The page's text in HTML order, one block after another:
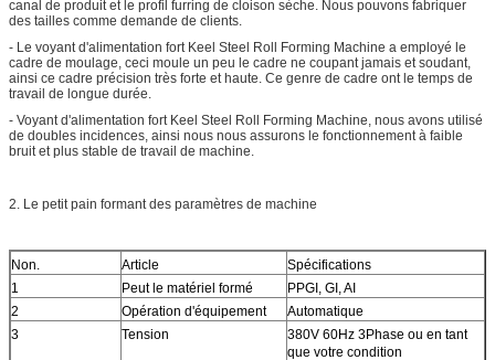
canal de produit et le profil furring de cloison sèche. Nous pouvons fabriquer
des tailles comme demande de clients.
- Le voyant d'alimentation fort Keel Steel Roll Forming Machine a employé le
cadre de moulage, ceci moule un peu le cadre ne coupant jamais et soudant,
ainsi ce cadre précision très forte et haute. Ce genre de cadre ont le temps de
travail de longue durée.
- Voyant d'alimentation fort Keel Steel Roll Forming Machine, nous avons utilisé
de doubles incidences, ainsi nous nous assurons le fonctionnement à faible
bruit et plus stable de travail de machine.
2. Le petit pain formant des paramètres de machine
Non. Article
Spécifications
1
Peut le matériel formé
PPGI, GI, AI
2
Opération d'équipement
Automatique
3
Tension
380V 60Hz 3Phase ou en tant
que votre condition